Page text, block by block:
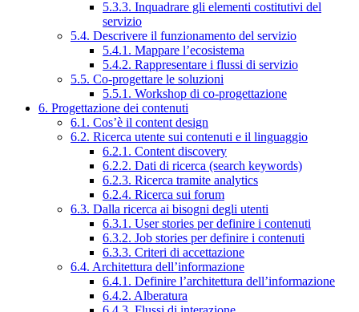
5.3.3. Inquadrare gli elementi costitutivi del
servizio
5.4. Descrivere il funzionamento del servizio
5.4.1. Mappare l’ecosistema
5.4.2. Rappresentare i flussi di servizio
5.5. Co-progettare le soluzioni
5.5.1. Workshop di co-progettazione
6. Progettazione dei contenuti
6.1. Cos’è il content design
6.2. Ricerca utente sui contenuti e il linguaggio
6.2.1. Content discovery
6.2.2. Dati di ricerca (search keywords)
6.2.3. Ricerca tramite analytics
6.2.4. Ricerca sui forum
6.3. Dalla ricerca ai bisogni degli utenti
6.3.1. User stories per definire i contenuti
6.3.2. Job stories per definire i contenuti
6.3.3. Criteri di accettazione
6.4. Architettura dell’informazione
6.4.1. Definire l’architettura dell’informazione
6.4.2. Alberatura